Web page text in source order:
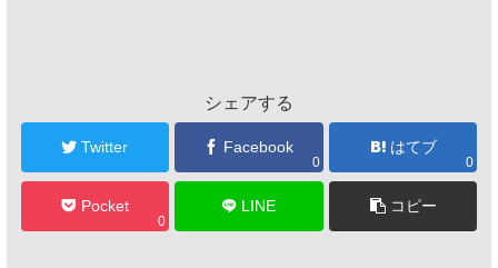
シェアする
Twitter Facebook
0
はてブ
0
Pocket
0
LINE コピー